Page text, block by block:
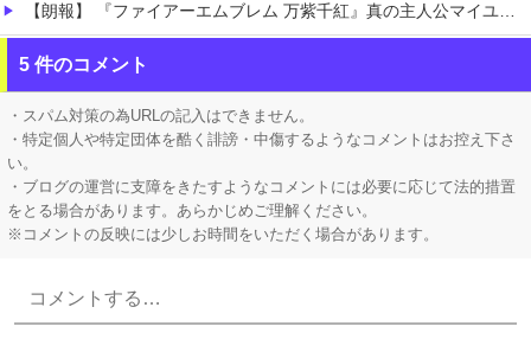
【朗報】 『ファイアーエムブレム 万紫千紅』真の主人公マイユニはキャラメイクが可能
美しくてやさしい僕の誇りの妻が………。
【朗報】 フロム新作Duskbloods、ネットワークテストキタ━━━━(゜∀゜)━━━━!!
5 件のコメント
・スパム対策の為URLの記入はできません。
・特定個人や特定団体を酷く誹謗・中傷するようなコメントはお控え下さ
い。
・ブログの運営に支障をきたすようなコメントには必要に応じて法的措置
をとる場合があります。あらかじめご理解ください。
※コメントの反映には少しお時間をいただく場合があります。